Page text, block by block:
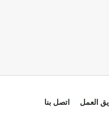
العمل
اتصل بنا